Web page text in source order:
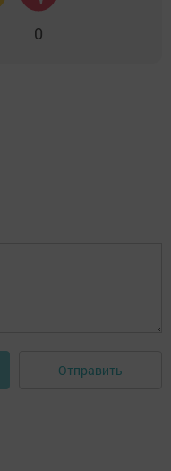
0
Отправить